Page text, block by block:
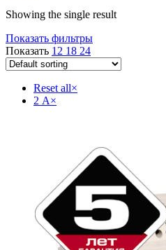
Showing the single result
Показать фильтры
Показать 12 18 24
Reset all×
2 А×